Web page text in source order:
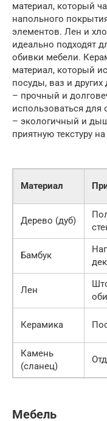
материал, который
напольного
элементов. Лен и
идеально подходят
обивки мебели.
материал, который
посуды, ваз и
– прочный и
использоваться для
– экологичный и
приятную текстуру на
Материал
Дерево (дуб)
Бамбук
Лен
Керамика
Камень
(сланец)
Мебель